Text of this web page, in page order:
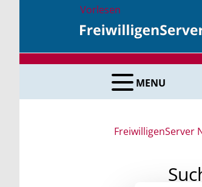
Vorlesen
MENU
FreiwilligenServer